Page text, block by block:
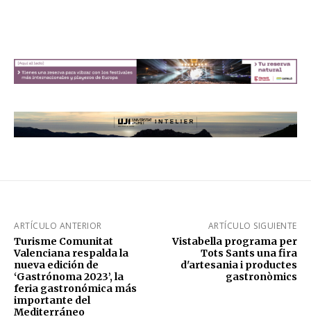
ARTÍCULO ANTERIOR
Turisme Comunitat
Valenciana respalda la
nueva edición de
‘Gastrónoma 2023’, la
feria gastronómica más
importante del
Mediterráneo
ARTÍCULO SIGUIENTE
Vistabella programa per
Tots Sants una fira
d'artesania i productes
gastronòmics